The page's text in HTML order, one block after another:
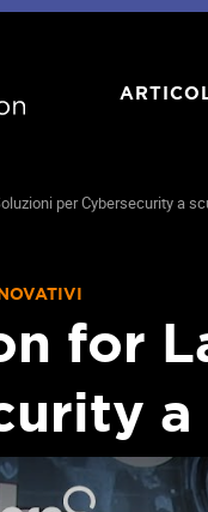
per Cybersecurity a
for
a